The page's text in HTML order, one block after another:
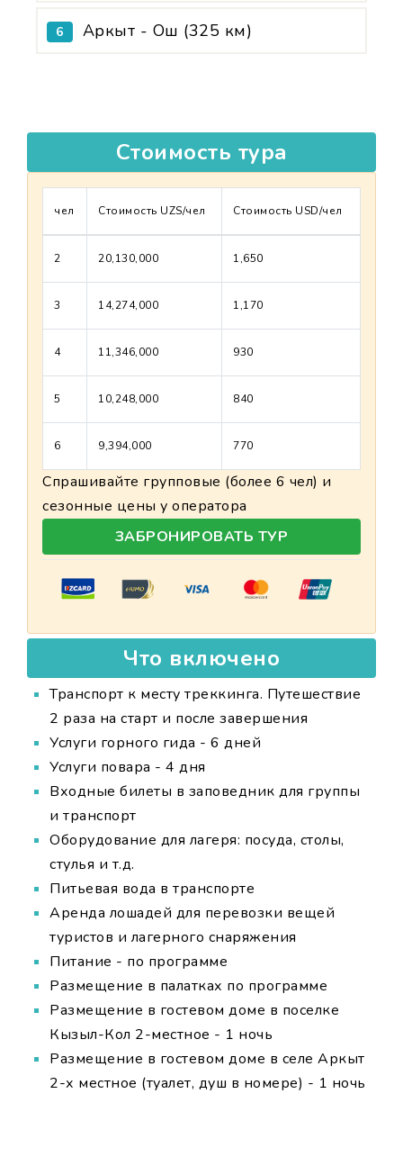
6 Аркыт - Ош (325 км)
Стоимость тура
чел Стоимость UZS/чел Стоимость USD/чел
2 20,130,000 1,650
3 14,274,000 1,170
4 11,346,000 930
5 10,248,000 840
6 9,394,000 770
Спрашивайте групповые (более 6 чел) и
сезонные цены у оператора
ЗАБРОНИРОВАТЬ ТУР
Что включено
Транспорт к месту треккинга. Путешествие
2 раза на старт и после завершения
Услуги горного гида - 6 дней
Услуги повара - 4 дня
Входные билеты в заповедник для группы
и транспорт
Оборудование для лагеря: посуда, столы,
стулья и т.д.
Питьевая вода в транспорте
Аренда лошадей для перевозки вещей
туристов и лагерного снаряжения
Питание - по программе
Размещение в палатках по программе
Размещение в гостевом доме в поселке
Кызыл-Кол 2-местное - 1 ночь
Размещение в гостевом доме в селе Аркыт
2-х местное (туалет, душ в номере) - 1 ночь